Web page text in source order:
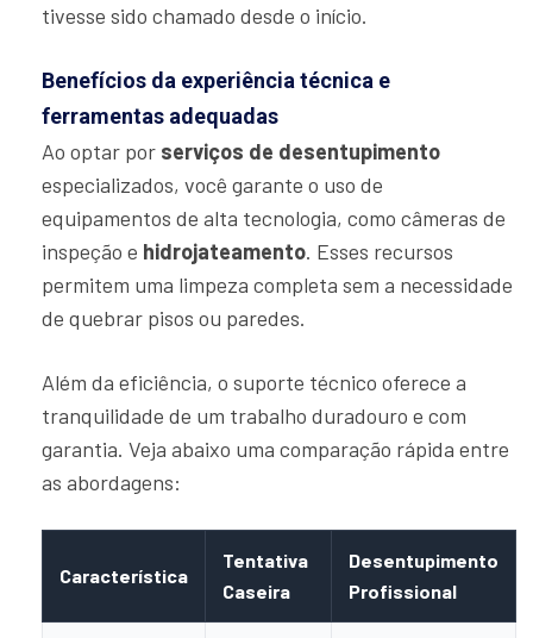
tivesse sido chamado desde o início.
Benefícios da experiência técnica e
ferramentas adequadas
Ao optar por serviços de desentupimento
especializados, você garante o uso de
equipamentos de alta tecnologia, como câmeras de
inspeção e hidrojateamento. Esses recursos
permitem uma limpeza completa sem a necessidade
de quebrar pisos ou paredes.
Além da eficiência, o suporte técnico oferece a
tranquilidade de um trabalho duradouro e com
garantia. Veja abaixo uma comparação rápida entre
as abordagens:
Característica
Tentativa
Caseira
Desentupimento
Profissional